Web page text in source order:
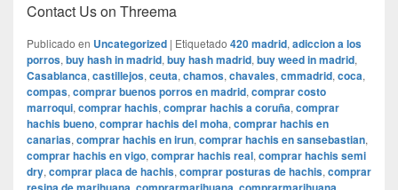
Contact Us on Threema
Publicado en Uncategorized | Etiquetado 420 madrid, adiccion a los
porros, buy hash in madrid, buy hash madrid, buy weed in madrid,
Casablanca, castillejos, ceuta, chamos, chavales, cmmadrid, coca,
compas, comprar buenos porros en madrid, comprar costo
marroqui, comprar hachis, comprar hachis a coruña, comprar
hachis bueno, comprar hachis del moha, comprar hachis en
canarias, comprar hachis en irun, comprar hachis en sansebastian,
comprar hachis en vigo, comprar hachis real, comprar hachis semi
dry, comprar placa de hachis, comprar posturas de hachis, comprar